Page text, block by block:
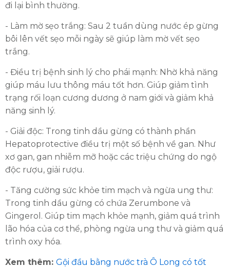
đi lại bình thường.
- Làm mờ sẹo trắng: Sau 2 tuần dùng nước ép gừng
bôi lên vết sẹo mỗi ngày sẽ giúp làm mờ vết sẹo
trắng.
- Điều trị bệnh sinh lý cho phái mạnh: Nhờ khả năng
giúp máu lưu thông máu tốt hơn. Giúp giảm tình
trạng rối loạn cương dương ở nam giới và giảm khả
năng sinh lý.
- Giải độc: Trong tinh dầu gừng có thành phần
Hepatoprotective điều trị một số bệnh về gan. Như
xơ gan, gan nhiễm mỡ hoặc các triệu chứng do ngộ
độc rượu, giải rượu.
- Tăng cường sức khỏe tim mạch và ngừa ung thư:
Trong tinh dầu gừng có chứa Zerumbone và
Gingerol. Giúp tim mạch khỏe mạnh, giảm quá trình
lão hóa của cơ thể, phòng ngừa ung thư và giảm quá
trình oxy hóa.
Xem thêm: Gội đầu bằng nước trà Ô Long có tốt